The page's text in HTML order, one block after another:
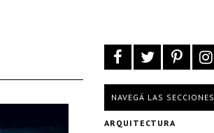
NAVEGÁ LAS
ARQUITECTURA